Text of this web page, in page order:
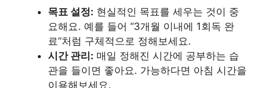
목표 설정: 현실적인 목표를 세우는 것이 중
요해요. 예를 들어 “3개월 이내에 1회독 완
료”처럼 구체적으로 정해보세요.
시간 관리: 매일 정해진 시간에 공부하는 습
관을 들이면 좋아요. 가능하다면 아침 시간을
이용해보세요.